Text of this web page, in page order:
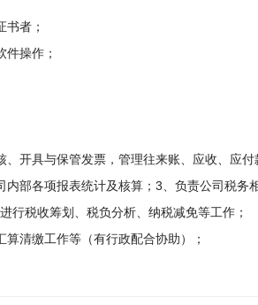
者；
操作；
开具与保管发票，管理往来账、应收、应付
部各项报表统计及核算；3、负责公司税务
行税收筹划、税负分析、纳税减免等工作；
清缴工作等（有行政配合协助）；